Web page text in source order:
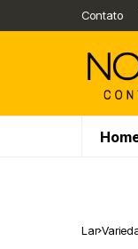
Contato
Lar